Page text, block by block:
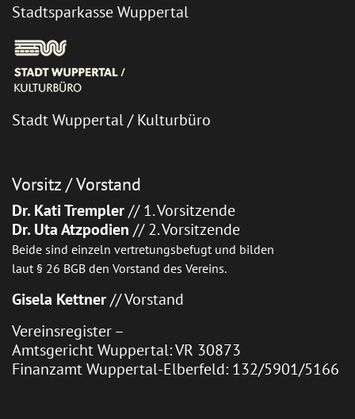
Stadtsparkasse Wuppertal
Stadt Wuppertal / Kulturbüro
Vorsitz / Vorstand
Dr. Kati Trempler// 1. Vorsitzende
Dr. Uta Atzpodien // 2. Vorsitzende
Beide sind einzeln vertretungsbefugt und bilden
laut § 26 BGB den Vorstand des Vereins.
Gisela Kettner// Vorstand
Vereinsregister –
Amtsgericht Wuppertal: VR 30873
Finanzamt Wuppertal-Elberfeld: 132/5901/5166